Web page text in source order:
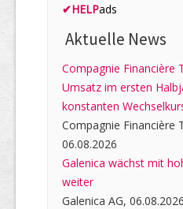
✔HELPads
Aktuelle News
Compagnie Financière
Umsatz im ersten
konstanten
Compagnie Financière
06.08.2026
Galenica wächst mit
weiter
Galenica AG, 06.08.2026